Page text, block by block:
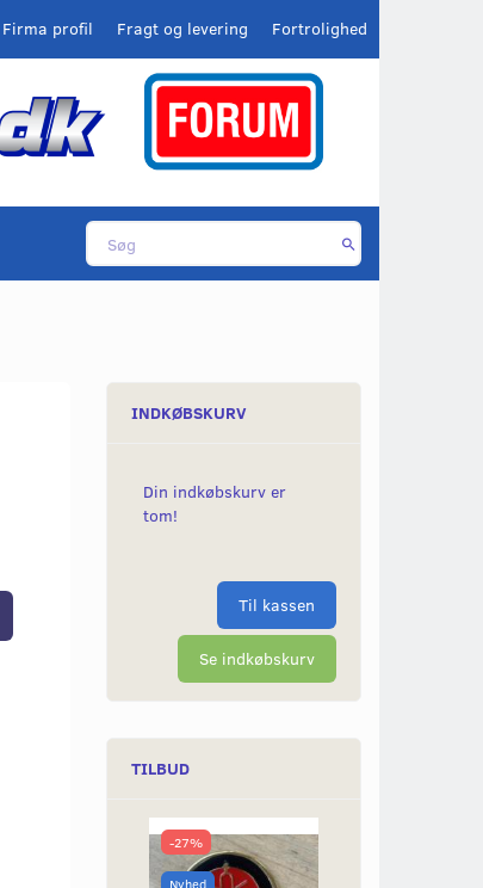
Fortrolighed
Fragt og levering
Firma profil
INDKØBSKURV
Din indkøbskurv er
tom!
Til kassen
Se indkøbskurv
TILBUD
-27%
Nyhed